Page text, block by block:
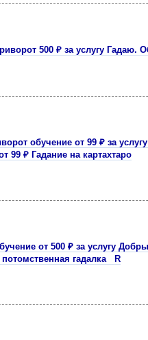
500 ₽ за услугу Гадаю.
обучение от 99 ₽ за
99 ₽ Гадание на картахтаро
от 500 ₽ за услугу
гадалка R